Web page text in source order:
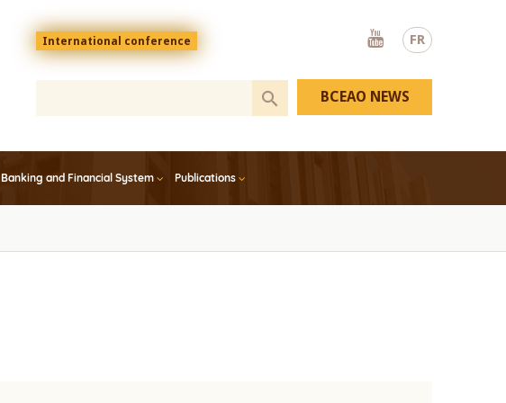
FR
Menu
top
En
International conference
Youtube
Banking and Financial System Publications
BCEAO NEWS